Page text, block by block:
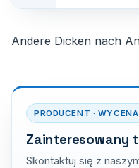
Andere Dicken nach
PRODUCENT ·
Zainteresowany
Skontaktuj się z